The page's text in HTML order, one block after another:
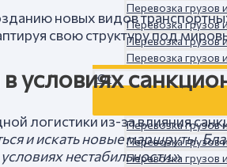
Перевозка грузов
Перевозка грузов
Перевозка грузов
Перевозка грузов
Юг
Перевозка грузов
Перевозка грузов
Перевозка грузов
новых видов
свою структуру под
условиях
логистики из-за влияния
и искать новые маршруты.
нестабильности.»